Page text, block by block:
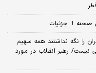
را نگه نداشتند همه سهیم
نیست/ رهبر انقلاب در مورد